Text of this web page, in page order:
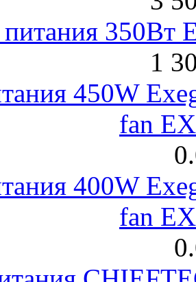
350Вт
1
450W
fan
400W
fan